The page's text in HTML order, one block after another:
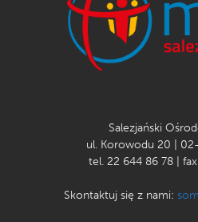
Salezjański
ul. Korowodu 20 |
tel. 22 644 86 78 |
Skontaktuj się z nami: